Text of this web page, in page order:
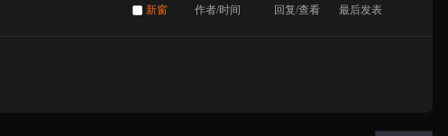
新窗 作者/时间 回复/查看 最后发表